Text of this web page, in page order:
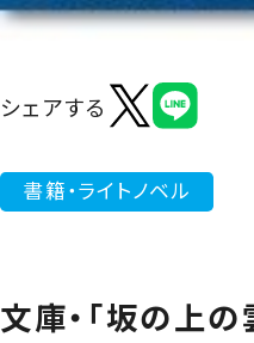
シェアする
書籍・ライトノベル
文庫・「坂の上